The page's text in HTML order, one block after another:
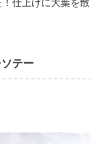
仕上げに大葉を散
テー